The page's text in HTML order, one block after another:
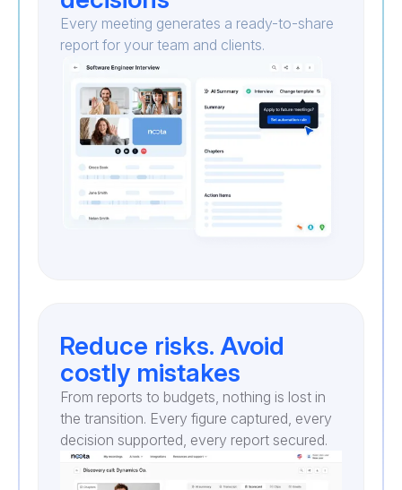
Every meeting generates a ready-to-share
report for your team and clients.
Reduce risks. Avoid
costly mistakes
From reports to budgets, nothing is lost in
the transition. Every figure captured, every
decision supported, every report secured.